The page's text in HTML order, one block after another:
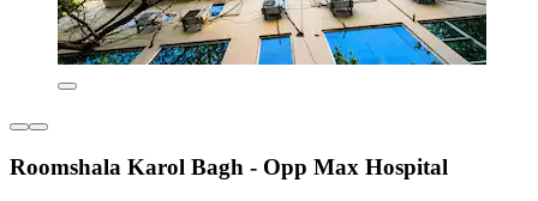
Roomshala Karol Bagh - Opp Max Hospital